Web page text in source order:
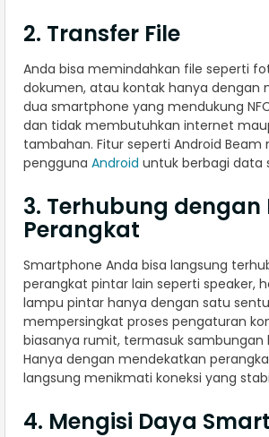
2. Transfer File
Anda bisa memindahkan file seperti
dokumen, atau kontak hanya dengan
dua smartphone yang mendukung
dan tidak membutuhkan internet
tambahan. Fitur seperti Android
pengguna Android untuk berbagi data
3. Terhubung
Perangkat
Smartphone Anda bisa langsung
perangkat pintar lain seperti speaker,
lampu pintar hanya dengan satu
mempersingkat proses pengaturan
biasanya rumit, termasuk sambungan
Hanya dengan mendekatkan
langsung menikmati koneksi yang
4. Mengisi Daya